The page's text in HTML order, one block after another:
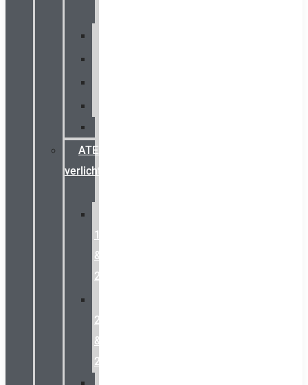
ATEX
verlichting
1
&
2
21
&
22